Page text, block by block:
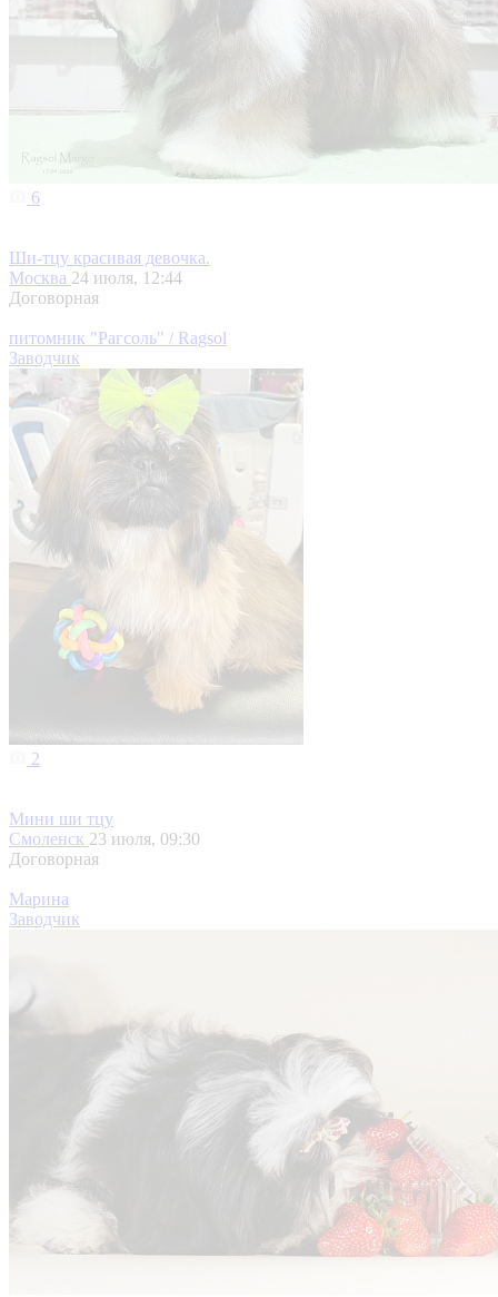
6
Ши-тцу красивая девочка.
Москва 24 июля, 12:44
Договорная
питомник "Рагсоль" / Ragsol
Заводчик
2
Мини ши тцу
Смоленск 23 июля, 09:30
Договорная
Марина
Заводчик